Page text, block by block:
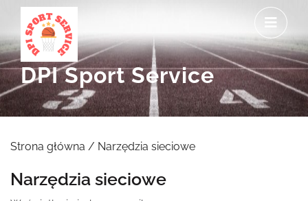
content
DPI Sport Service
Strona główna / Narzędzia sieciowe
Narzędzia sieciowe